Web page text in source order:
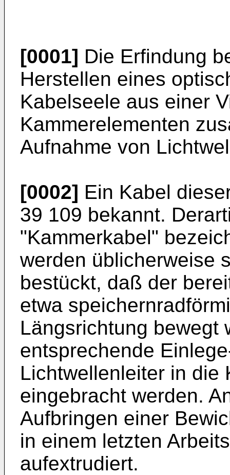
[0001] Die Erfindung
Herstellen eines
Kabelseele aus einer
Kammerelementen
Aufnahme von
[0002] Ein Kabel
39 109 bekannt.
"Kammerkabel"
werden üblicherweise
bestückt, daß der
etwa
Längsrichtung bewegt
entsprechende
Lichtwellenleiter in die
eingebracht werden.
Aufbringen einer
in einem letzten
aufextrudiert.